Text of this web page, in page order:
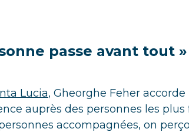
passe avant tout »
Lucia, Gheorghe Feher
auprès des personnes les plus
accompagnées, on